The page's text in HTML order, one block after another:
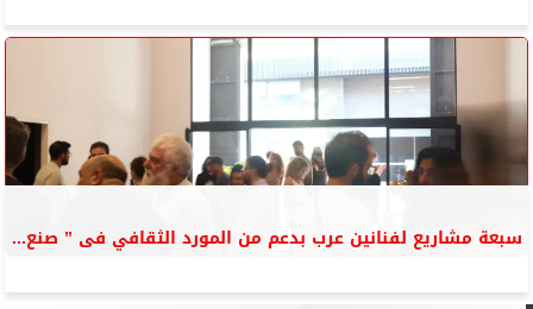
سبعة مشاريع لفنانين عرب بدعم من المورد الثقافي فى ” صنع...